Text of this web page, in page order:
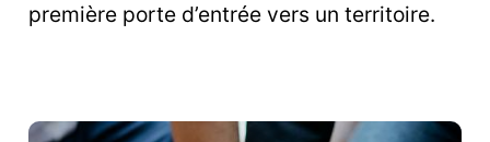
première porte d’entrée vers un territoire.